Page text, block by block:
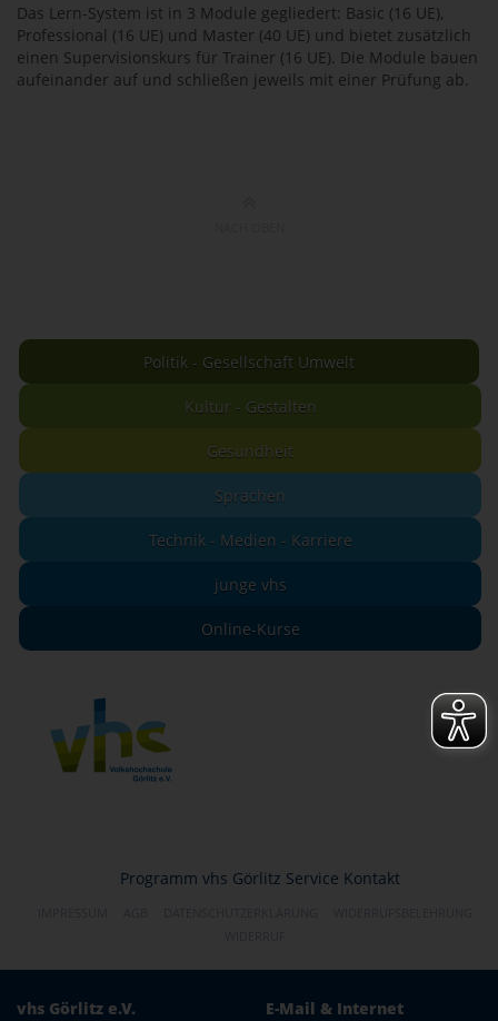
Das Lern-System ist in 3 Module gegliedert: Basic (16 UE),
Professional (16 UE) und Master (40 UE) und bietet zusätzlich
einen Supervisionskurs für Trainer (16 UE). Die Module bauen
aufeinander auf und schließen jeweils mit einer Prüfung ab.
Politik - Gesellschaft Umwelt
Kultur - Gestalten
Gesundheit
Sprachen
Technik - Medien - Karriere
junge vhs
Online-Kurse
Programm vhs Görlitz Service Kontakt
vhs Görlitz e.V. E-Mail & Internet